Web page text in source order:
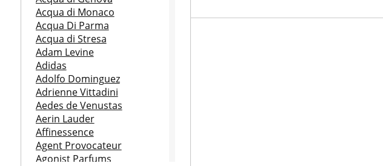
Acqua di Monaco
Acqua Di Parma
Acqua di Stresa
Adam Levine
Adidas
Adolfo Dominguez
Adrienne Vittadini
Aedes de Venustas
Aerin Lauder
Affinessence
Agent Provocateur
Agonist Parfums